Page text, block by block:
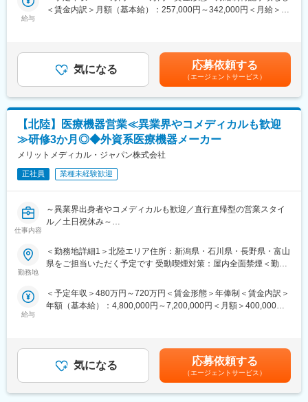
人前になっていただきます。また、離職率も非常に低く、富士フ
■社風について：
総合職採用の風土が強く様々なキャリアパスがあります。離職率
も非常に低く、富士フイルムグループ基準の充実した福利厚生や
■当社の概要：
同社は医療業界の中でITシステムのリーディングカンパニーで
す。医療業界のIT化が至上命題の中、10年前よりいち早く社内の
改革を進めてきました。結果、医療向けシステムが全売上の4割以
上を占めるまでに事業を拡大しました。
変更の範囲：会社の定める業務
・担当エリア：北陸地方
（2）眼鏡店(販売員への製品説明等、販売におけるトレーニング
を行います）
★業界成長性・需要は今後もますます高まっていく業界の為、ご
自身の裁量で様々なスキルを身に付けながら安定した就業が叶
う、魅力的なポジションです！
■働き方
・社用車にて1日の平均4店舗程訪問します
・直行直帰可・ご自身で業務設計頂くため、裁量を持って働くこ
とができます◎
■組織・フォロー体制
も活躍しており、フランクで気さくな方が多いです。適宜チーム
チャット・月1回のMTG等でノウハウ共有しながら売上目標に向
り、慣れるまでは先輩社員の同行となります。異業界の方もご安
心ください◎
・iPhoneをはじめとしたApple製品からのダイレクト通信（無
線）が可能で、スマートフォンでの音量、低音/高音調節、聞き取
りが困難な環境への対応などが可能な補聴器を販売しておりま
す！
・当社の製品はＤＳＰ（デジタル信号処理）テクノロジーを応用
給与
＜賃金内訳＞月額（基本給）：257,000円～342,000円＜月給＞
センティブがあります。100%達成で年間3.0ヶ月分です。賃金は
あくまでも目安の金額であり、選考を通じて上下する可能性があ
ります。月給(月額)は固定手当を含めた表記です。
気になる 応募依頼する
（エージェントサービス）
【北陸】医療機器営業≪異業界やコメディカルも歓迎
≫研修3か月◎◆外資系医療機器メーカー
メリットメディカル・ジャパン株式会社
正社員 業種未経験歓迎
仕事内容
～異業界出身者やコメディカルも歓迎／直行直帰型の営業スタイ
ル／土日祝休み～
◆募集背景
当社では、グローバル戦略に基づく新製品の導入拡大や、 取扱製
営業活動をさらに強化するため、新たな営業メンバーを募集する
こととなりました。
体的に関わりながら活躍いただけるポジションです。
※担当エリア：新潟県・石川県・長野県・富山県を予定していま
す。
勤務地
＜勤務地詳細1＞北陸エリア住所：新潟県・石川県・長野県・富山
県をご担当いただく予定です 受動喫煙対策：屋内全面禁煙＜勤務
新宿1-26-2 新宿野村ビル３９階勤務地最寄駅：JR・地下鉄線／新
宿・西新宿駅受動喫煙対策：屋内全面禁煙変更の範囲：会社の定
給与
＜予定年収＞480万円～720万円＜賃金形態＞年俸制＜賃金内訳＞
年額（基本給）：4,800,000円～7,200,000円＜月額＞400,000円
金はあくまでも目安の金額であり、選考を通じて上下する可能性
があります。月給(月額)は固定手当を含めた表記です。
気になる 応募依頼する
（エージェントサービス）